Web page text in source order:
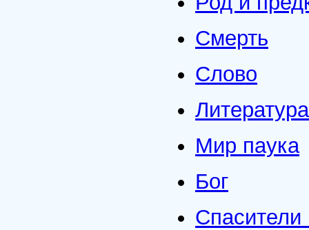
Смерть
Слово
Литература
Мир паука
Бог
Спасители